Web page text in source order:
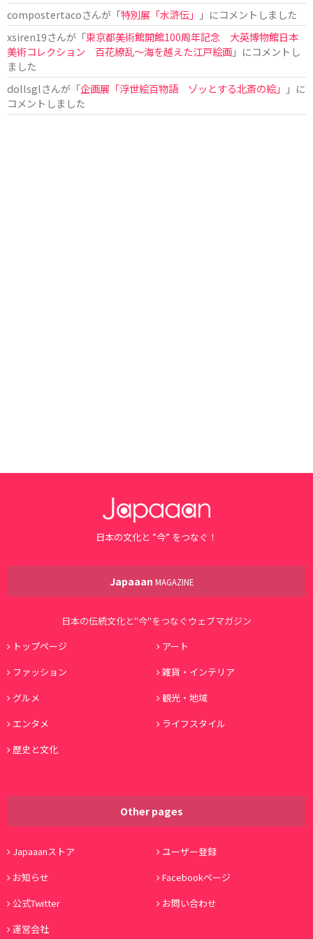
compostertacoさんが「特別展「水滸伝」
」にコメントしました
xsiren19さんが「東京都美術館開館100周年記念 大英博物館日本
美術コレクション 百花繚乱～海を越えた江戸絵画」にコメントし
ました
dollsglさんが「企画展「浮世絵百物語 ゾッとする北斎の絵」
」に
コメントしました
日本の文化と ”今” をつなぐ！
Japaaan MAGAZINE
日本の伝統文化と"今"をつなぐウェブマガジン
トップページ
アート
ファッション
雑貨・インテリア
グルメ
観光・地域
エンタメ
ライフスタイル
歴史と文化
Other pages
Japaaanストア
ユーザー登録
お知らせ
Facebookページ
公式Twitter
お問い合わせ
運営会社